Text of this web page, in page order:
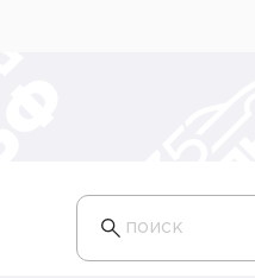
поиск